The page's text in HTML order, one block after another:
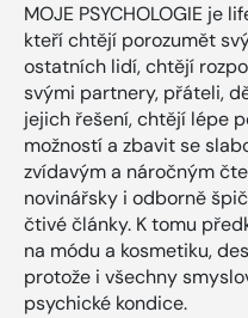
MOJE PSYCHOLOGIE je
kteří chtějí porozumět
ostatních lidí, chtějí
svými partnery, přáteli,
jejich řešení, chtějí lépe
možností a zbavit se
zvídavým a náročným
novinářsky i odborně
čtivé články. K tomu
na módu a kosmetiku,
protože i všechny
psychické kondice.